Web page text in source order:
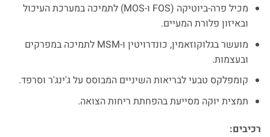
מכיל פרה-ביוטיקה (FOS ו-MOS) לתמיכה במערכת העיכול
ובאיזון פלורת המעיים.
מועשר בגלוקוזאמין, כונדרויטין ו-MSM לתמיכה במפרקים
ובעצמות.
קומפלקס טבעי לבריאות השיניים המבוסס על ג'ינג'ר וסרפד.
תמצית יוקה מסייעת בהפחתת ריחות הצואה.
רכיבים: